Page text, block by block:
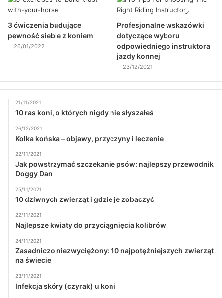
3 ćwiczenia budujące
pewność siebie z koniem
26/01/2022
Profesjonalne wskazówki
dotyczące wyboru
odpowiedniego instruktora
jazdy konnej
23/12/2021
21/11/2021
10 ras koni, o których nigdy nie słyszałeś
26/12/2021
Kolka końska – objawy, przyczyny i leczenie
22/11/2021
Jak powstrzymać szczekanie psów: najlepszy przewodnik
Doggy Dan
25/11/2021
10 dziwnych zwierząt i gdzie je zobaczyć
22/11/2021
Najlepsze kwiaty do przyciągnięcia kolibrów
24/11/2021
Zasadniczo niezwyciężony: 10 najpotężniejszych zwierząt
na świecie
23/11/2021
Infekcja skóry (czyrak) u koni